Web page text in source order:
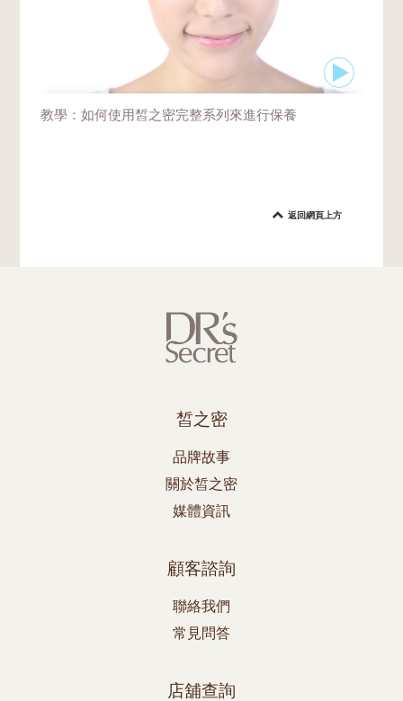
教學：如何使用皙之密完整系列來進行保養
返回網頁上方
皙之密
品牌故事
關於皙之密
媒體資訊
顧客諮詢
聯絡我們
常見問答
店舖查詢